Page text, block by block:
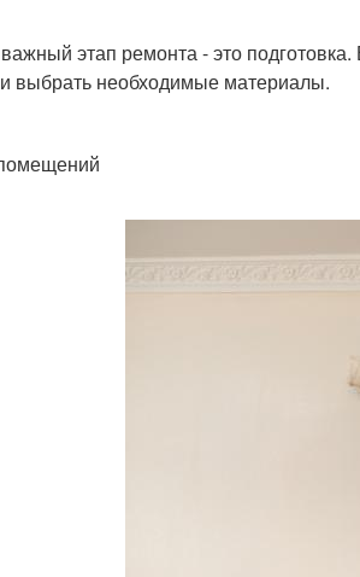
этап ремонта - это
выбрать необходимые материалы.